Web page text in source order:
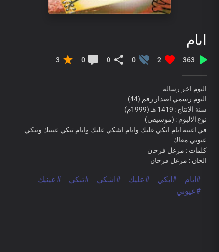
ايام
363
2
0
0
0
3
البوم اخر رسالة
البوم رسمي اصدار رقم (44)
سنة الانتاج : 1419 هـ (1999م)
نوع الالبوم : (موسيقى)
في اغنية ايام ابكي عليك وايام اشكي عليك وايام تبكي عينيك وتبكي
عيوني معاك
كلمات : مزعل فرحان
الحان : مزعل فرحان
#ايام #ابكي #عليك #اشكي #تبكي
#عينيك
#عيوني